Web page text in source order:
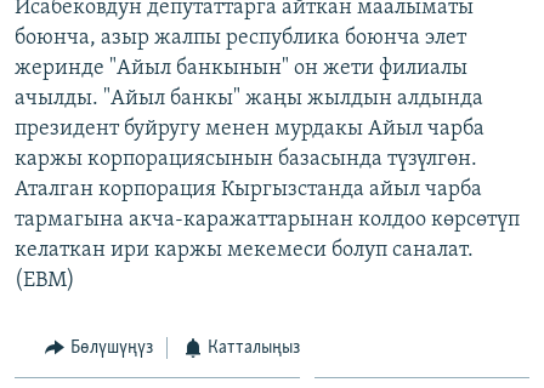
ЭЖЕ-СИҢДИЛЕР
АЗАТТЫК+
ЫҢГАЙСЫЗ СУРООЛОР
ОНЛАЙН ШЕРИНЕ
ЭЕ/АРнун бардык сайттары
Исабековдун депутаттарга айткан маалыматы
боюнча, азыр жалпы республика боюнча элет
жеринде "Айыл банкынын" он жети филиалы
ачылды. "Айыл банкы" жаңы жылдын алдында
президент буйругу менен мурдакы Айыл чарба
каржы корпорациясынын базасында түзүлгөн.
Аталган корпорация Кыргызстанда айыл чарба
тармагына акча-каражаттарынан колдоо көрсөтүп
келаткан ири каржы мекемеси болуп саналат.
(EBM)
Бөлүшүңүз Катталыңыз